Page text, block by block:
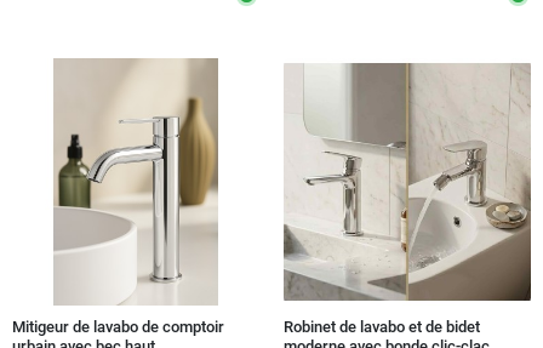
Mitigeur de lavabo de comptoir
Robinet de lavabo et de bidet